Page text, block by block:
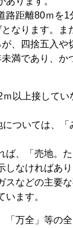
距離80ｍを1
なります。
、四捨五入
満であり、
以上接して
ついては、
ば、「売地。
しなければあ
スなどの主要
ます。
「万全」等の